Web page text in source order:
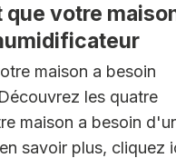
votre
maison a besoin
les quatre
maison a besoin
savoir plus, cliquez